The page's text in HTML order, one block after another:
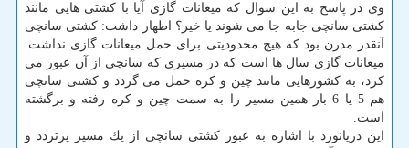
وی در پاسخ به این سوال كه میعانات گازی آیا با كشتی هایی مانند
كشتی سانچی جابه جا می شوند یا خیر؟ اظهار داشت: كشتی سانچی
آنقدر مدرن بود كه هیچ محدودیتی برای حمل میعانات گازی نداشت.
میعانات گازی سال ها است كه در مسیری كه سانچی از آن عبور می
كرد، به كشورهایی مانند چین و كره حمل می گردد و كشتی سانچی
هم 5 یا 6 بار همین مسیر را به سمت چین و كره رفته و برگشته
است.
این دریانورد با اشاره به عبور كشتی سانچی از یك مسیر پرتردد و